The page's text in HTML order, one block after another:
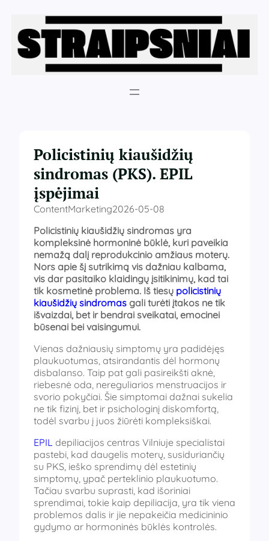
turinio
Policistinių kiaušidžių
sindromas (PKS). EPIL
įspėjimai
ContentMarketing2026-05-08
Policistinių kiaušidžių sindromas yra
kompleksinė hormoninė būklė, kuri paveikia
nemažą dalį reprodukcinio amžiaus moterų.
Nors apie šį sutrikimą vis dažniau kalbama,
vis dar pasitaiko klaidingų įsitikinimų, kad tai
tik kosmetinė problema. Iš tiesų policistinių
kiaušidžių sindromas gali turėti įtakos ne tik
išvaizdai, bet ir bendrai sveikatai, emocinei
būsenai bei vaisingumui.
Vienas dažniausių simptomų yra padidėjęs
plaukuotumas, atsirandantis dėl hormonų
disbalanso. Taip pat gali pasireikšti aknė,
riebesnė oda, nereguliarios menstruacijos ir
svorio pokyčiai. Šie simptomai dažnai sukelia
ne tik fizinį, bet ir psichologinį diskomfortą,
todėl svarbu į juos žiūrėti kompleksiškai.
EPIL depiliacijos centras Vilniuje specialistai
pastebi, kad daugelis moterų, susiduriančių
su PKS, ieško sprendimų dėl estetinių
simptomų, ypač perteklinio plaukuotumo.
Tačiau svarbu suprasti, kad išoriniai
sprendimai, tokie kaip depiliacija, yra tik viena
problemos dalis ir jie nepakeičia medicininio
gydymo ar hormoninės būklės kontrolės.